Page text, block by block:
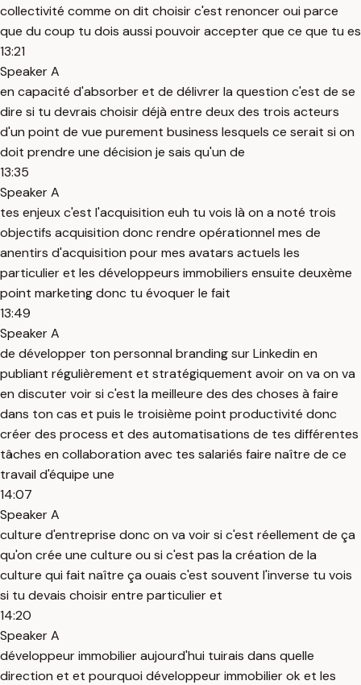
collectivité comme on dit choisir c'est renoncer oui parce
que du coup tu dois aussi pouvoir accepter que ce que tu es
13:21
Speaker A
en capacité d'absorber et de délivrer la question c'est de se
dire si tu devrais choisir déjà entre deux des trois acteurs
d'un point de vue purement business lesquels ce serait si on
doit prendre une décision je sais qu'un de
13:35
Speaker A
tes enjeux c'est l'acquisition euh tu vois là on a noté trois
objectifs acquisition donc rendre opérationnel mes de
anentirs d'acquisition pour mes avatars actuels les
particulier et les développeurs immobiliers ensuite deuxème
point marketing donc tu évoquer le fait
13:49
Speaker A
de développer ton personnal branding sur Linkedin en
publiant régulièrement et stratégiquement avoir on va on va
en discuter voir si c'est la meilleure des des choses à faire
dans ton cas et puis le troisième point productivité donc
créer des process et des automatisations de tes différentes
tâches en collaboration avec tes salariés faire naître de ce
travail d'équipe une
14:07
Speaker A
culture d'entreprise donc on va voir si c'est réellement de ça
qu'on crée une culture ou si c'est pas la création de la
culture qui fait naître ça ouais c'est souvent l'inverse tu vois
si tu devais choisir entre particulier et
14:20
Speaker A
développeur immobilier aujourd'hui tuirais dans quelle
direction et et pourquoi développeur immobilier ok et les